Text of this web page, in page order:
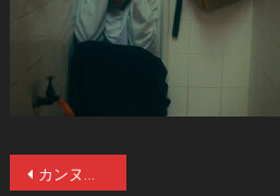
投カンヌ国際映画祭批評家週間グランプリ受賞の異色ボディホラー『タイガー・ストライプス』8／1（土）全国順次公開